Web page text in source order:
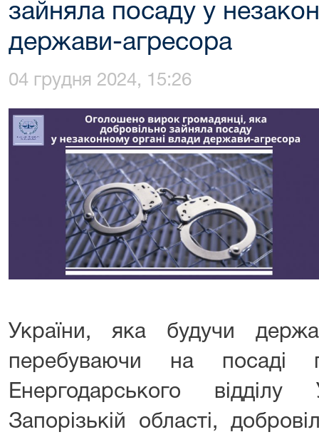
зайняла посаду у
держави-агресора
04 грудня 2024, 15:26
України, яка будучи
перебуваючи на посаді
Енергодарського
Запорізькій області,